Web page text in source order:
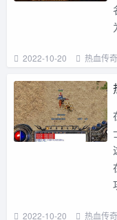
2022-10-20 热血传奇
2022-10-20 热血传奇